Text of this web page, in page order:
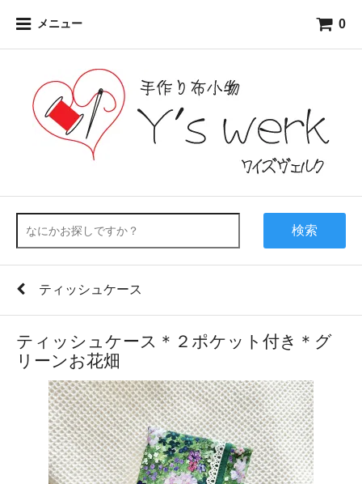
メニュー 0
検索
ティッシュケース
ティッシュケース＊２ポケット付き＊グ
リーンお花畑